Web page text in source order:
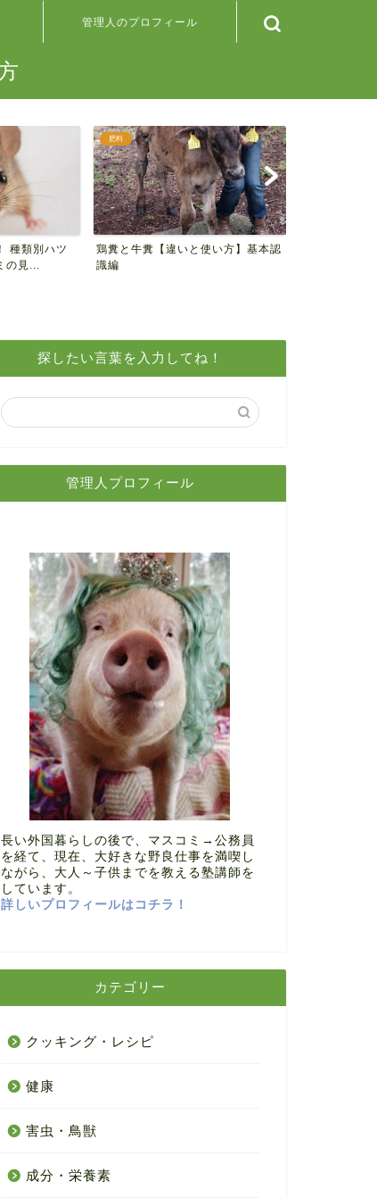
管理人のプロフィール
種類別ハツ
見...
肥料
鶏糞と牛糞【違いと使い方】基本認
識編
探したい言葉を入力してね！
管理人プロフィール
長い外国暮らしの後で、マスコミ→公務員
を経て、現在、大好きな野良仕事を満喫し
ながら、大人～子供までを教える塾講師を
しています。
詳しいプロフィールはコチラ！
カテゴリー
クッキング・レシピ
健康
害虫・鳥獣
成分・栄養素